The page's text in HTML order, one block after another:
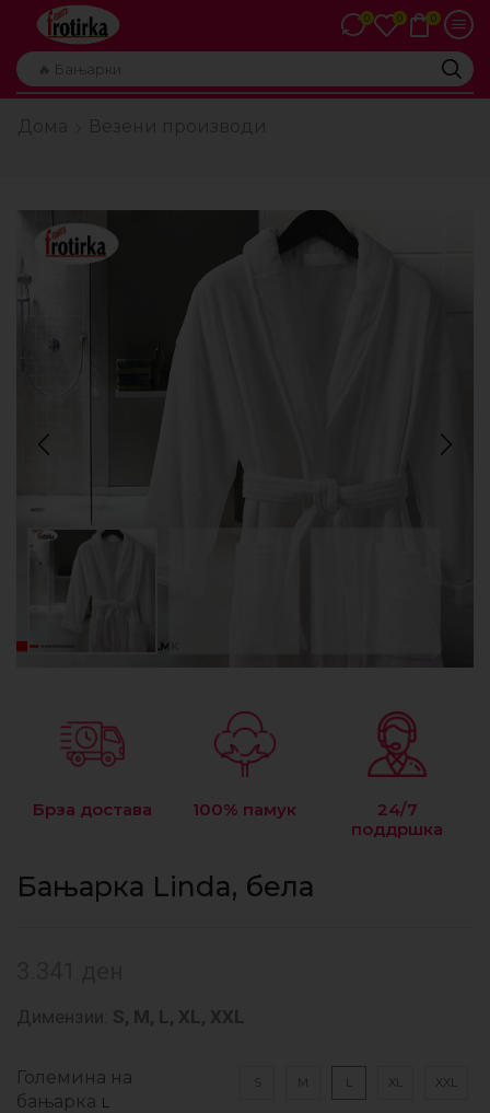
🔥 Бањарки
0 0 0
Брза достава 100% памук
24/7
поддршка
Бањарка Linda, бела
Димензии: S, M, L, XL, XXL
Големина на
бањарка
S M L XL XXL